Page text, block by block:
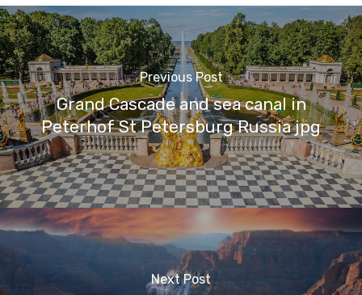
Previous Post
Grand Cascade and sea canal in
Peterhof St Petersburg Russia jpg
Next Post